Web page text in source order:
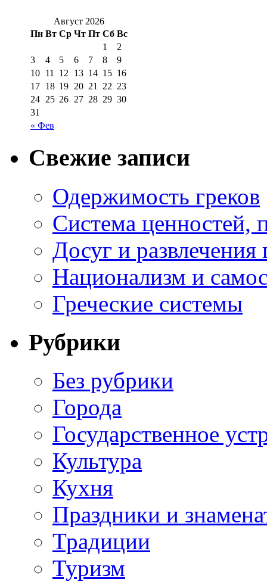
Август 2026
Пн Вт Ср Чт Пт Сб Вс
« Фев
1
2
3
4 5 6 7 8
9
10 11 12 13 14 15 16
17 18 19 20 21 22 23
24 25 26 27 28 29 30
31
Свежие записи
Одержимость греков
Система ценностей,
Досуг и развлечения
Национализм и
Греческие системы
Рубрики
Без рубрики
Города
Государственное
Культура
Кухня
Праздники и
Традиции
Туризм